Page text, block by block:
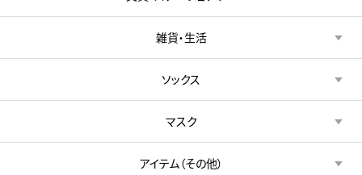
雑貨・生活
ソックス
マスク
アイテム（その他）